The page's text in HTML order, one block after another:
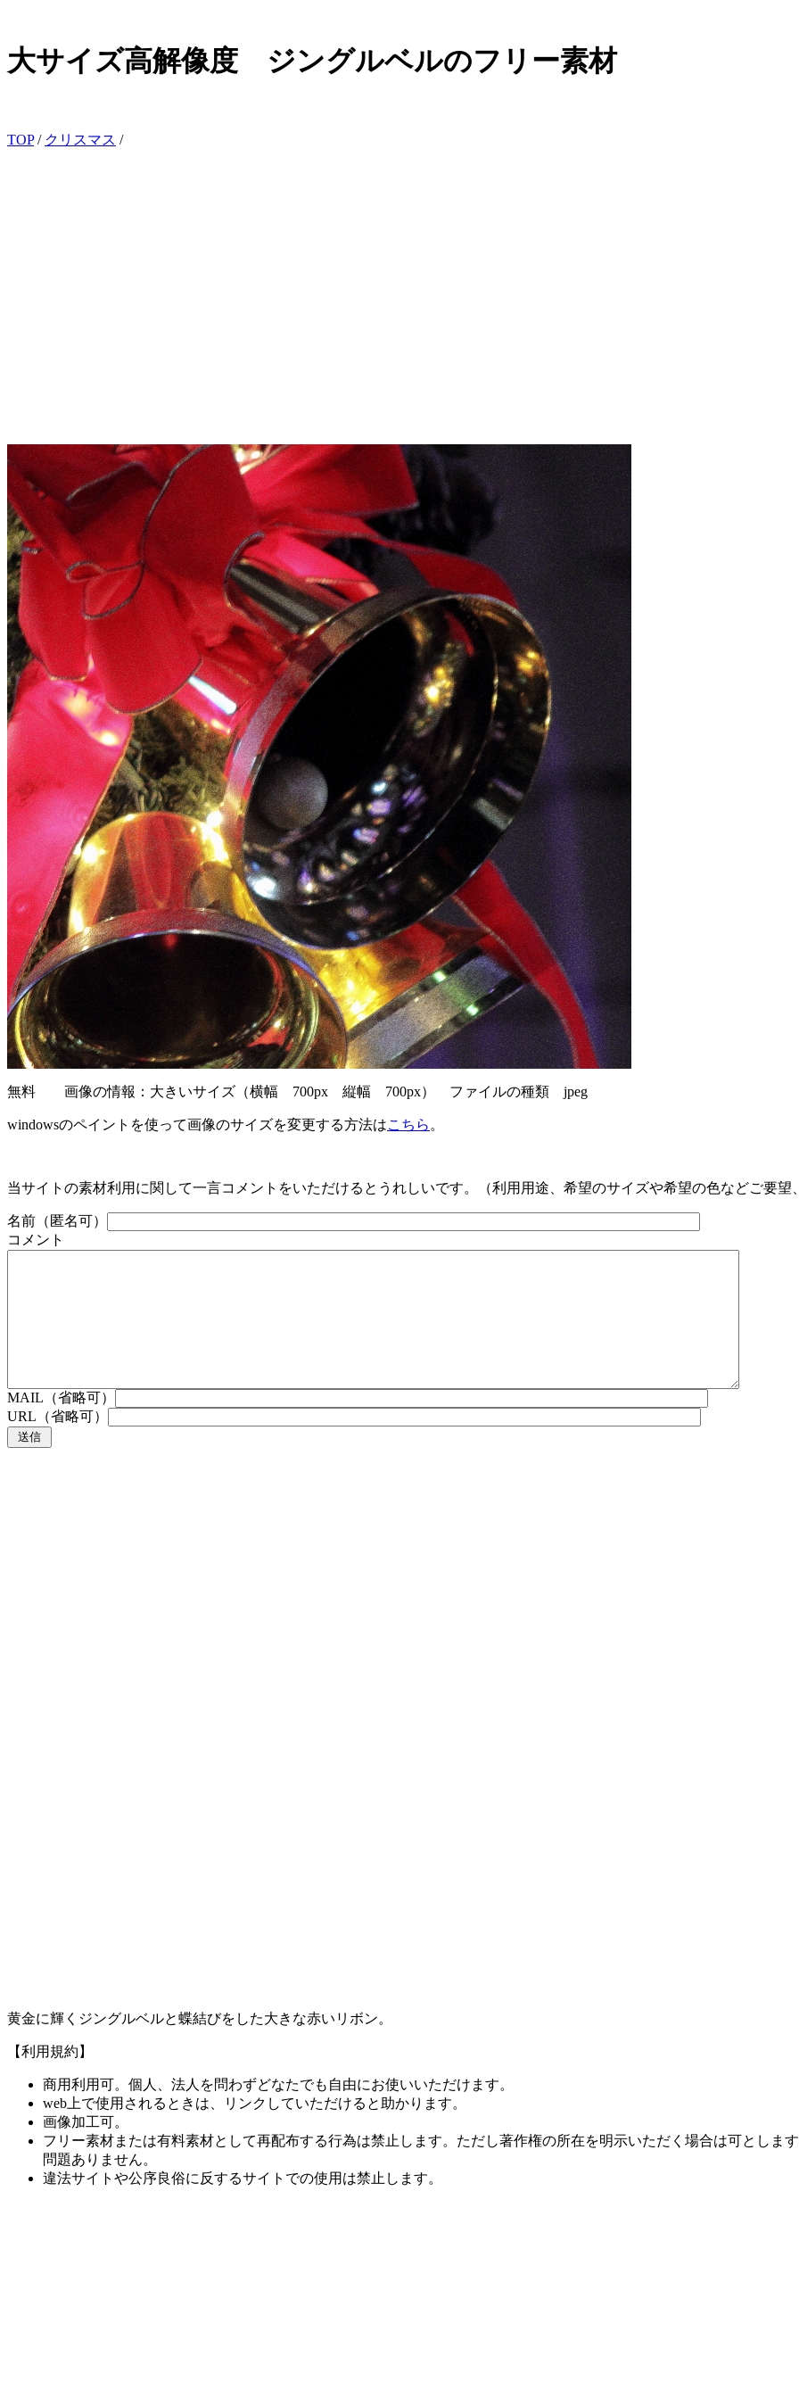
大サイズ高解像度 ジングルベルのフリー素材
TOP/ クリスマス /
無料 画像の情報：大きいサイズ（横幅 700px 縦幅 700px） ファイルの種類 jpeg
windowsのペイントを使って画像のサイズを変更する方法はこちら 。
当サイトの素材利用に関して一言コメントをいただけるとうれしいです。（利用用途、希望のサイズや希望の色などご要望
名前（匿名可）
コメント
MAIL（省略可）
URL（省略可）
黄金に輝くジングルベルと蝶結びをした大きな赤いリボン。
【利用規約】
商用利用可。個人、法人を問わずどなたでも自由にお使いいただけます。
web上で使用されるときは、リンクしていただけると助かります。
画像加工可。
フリー素材または有料素材として再配布する行為は禁止します。ただし著作権の所在を明示いただく場合は可としま
問題ありません。
違法サイトや公序良俗に反するサイトでの使用は禁止します。